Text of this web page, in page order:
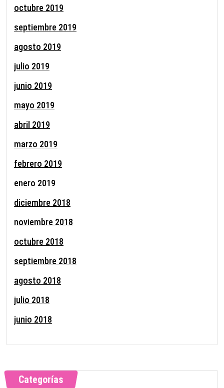
octubre 2019
septiembre 2019
agosto 2019
julio 2019
junio 2019
mayo 2019
abril 2019
marzo 2019
febrero 2019
enero 2019
diciembre 2018
noviembre 2018
octubre 2018
septiembre 2018
agosto 2018
julio 2018
junio 2018
Categorías